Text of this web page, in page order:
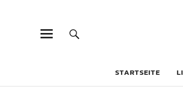
STARTSEITE